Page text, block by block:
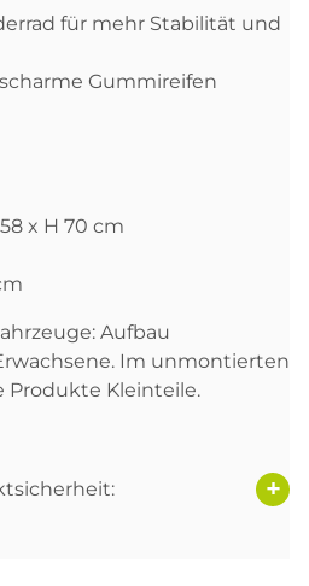
für mehr Stabilität und
Gummireifen
x H 70 cm
Aufbau
Im unmontierten
Produkte Kleinteile.